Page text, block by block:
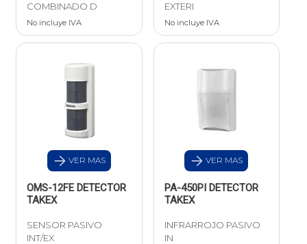
COMBINADO D
No incluye IVA
EXTERI
No incluye IVA
VER MAS
OMS-12FE DETECTOR
TAKEX
SENSOR PASIVO
INT/EX
VER MAS
PA-450PI DETECTOR
TAKEX
INFRARROJO PASIVO
IN